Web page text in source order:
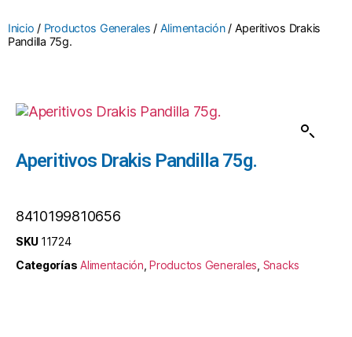
Inicio / Productos Generales / Alimentación/ Aperitivos Drakis
Pandilla 75g.
Aperitivos Drakis Pandilla 75g.
8410199810656
SKU 11724
Categorías Alimentación ,Productos Generales Snacks